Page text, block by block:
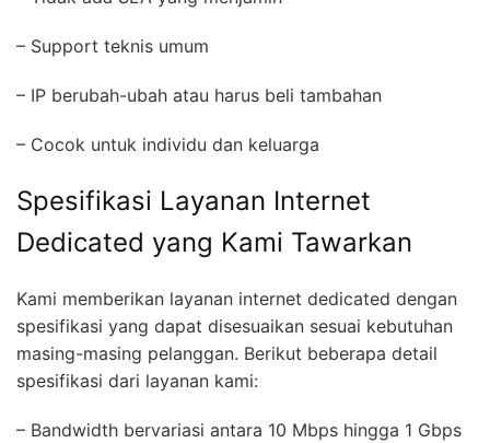
– Support teknis umum
– IP berubah-ubah atau harus beli tambahan
– Cocok untuk individu dan keluarga
Spesifikasi Layanan Internet
Dedicated yang Kami Tawarkan
Kami memberikan layanan internet dedicated dengan
spesifikasi yang dapat disesuaikan sesuai kebutuhan
masing-masing pelanggan. Berikut beberapa detail
spesifikasi dari layanan kami:
– Bandwidth bervariasi antara 10 Mbps hingga 1 Gbps